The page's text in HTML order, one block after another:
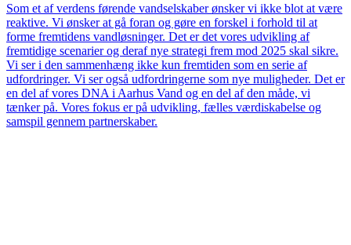
Som et af verdens førende vandselskaber ønsker vi ikke blot at være
reaktive. Vi ønsker at gå foran og gøre en forskel i forhold til at
forme fremtidens vandløsninger. Det er det vores udvikling af
fremtidige scenarier og deraf nye strategi frem mod 2025 skal sikre.
Vi ser i den sammenhæng ikke kun fremtiden som en serie af
udfordringer. Vi ser også udfordringerne som nye muligheder. Det er
en del af vores DNA i Aarhus Vand og en del af den måde, vi
tænker på. Vores fokus er på udvikling, fælles værdiskabelse og
samspil gennem partnerskaber.